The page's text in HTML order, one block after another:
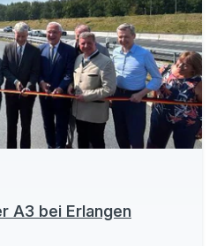
A3 bei Erlangen